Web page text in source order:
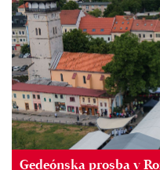
Gedeónska prosba v